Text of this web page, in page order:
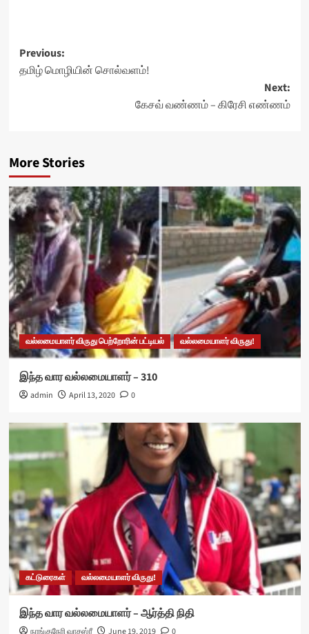
Post
navigation
Previous:
தமிழ் மொழியின் சொல்வளம்!
Next:
கேசவ் வண்ணம் – கிரேசி எண்ணம்
More Stories
வல்லமையாளர் விருது பெற்றோரின் பட்டியல் வல்லமையாளர் விருது!
இந்த வார வல்லமையாளர் – 310
admin April 13, 2020 0
கட்டுரைகள் வல்லமையாளர் விருது!
இந்த வார வல்லமையாளர் – ஆர்த்தி நிதி